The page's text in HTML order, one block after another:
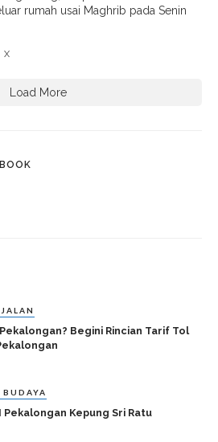
rumah usai Maghrib pada Senin
X
Load More
Begini Rincian Tarif Tol
Pekalongan Kepung Sri Ratu